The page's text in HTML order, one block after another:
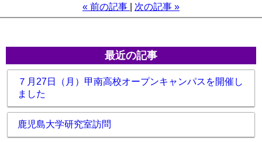
« 前の記事 次の記事 »
最近の記事
７月27日（月）甲南高校オープンキャンパスを開催し
ました
鹿児島大学研究室訪問